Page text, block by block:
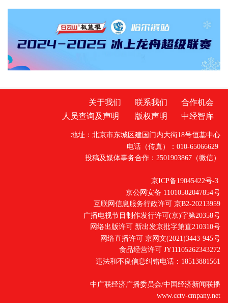
关于我们 联系我们
合作机会
人员查询及声明
版权声明 中经智库
地址：北京市东城区建国门内大街18号恒基中心
电话（传真）：010-65066629
投稿及媒体事务合作：2501903867（微信）
京ICP备19045422号-3
京公网安备 11010502047854号
互联网信息服务行政许可 京B2-20213959
广播电视节目制作发行许可(京)字第20358号
网络出版许可 新出发京批字第直210310号
网络直播许可 京网文(2021)3443-945号
食品经营许可 JY11105262343272
违法和不良信息纠错电话：18513881561
中广联经济广播委员会/中国经济新闻联播
www.cctv-cmpany.net